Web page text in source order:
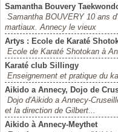
Samantha Bouvery
Samantha BOUVERY 10 ans
martiaux. Annecy le vieux
Artys : Ecole de Karaté
Ecole de Karaté Shotokan à
Karaté club Sillingy
Enseignement et pratique du
Aikido a Annecy, Dojo de
Dojo d'Aikido a Annecy-
et la direction de Gilbert...
Aikido à Annecy-Meythet